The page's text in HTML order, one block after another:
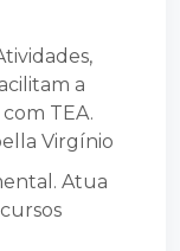
a
TEA.
Virgínio
Atua